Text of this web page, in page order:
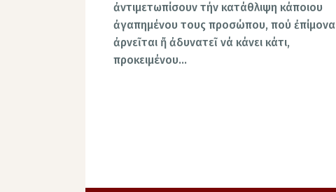
ἀντιμετωπίσουν τήν κατάθλιψη κάποιου
ἀγαπημένου τους προσώπου, πού ἐπίμονα
ἀρνεῖται ἤ ἀδυνατεῖ νά κάνει κάτι,
προκειμένου…